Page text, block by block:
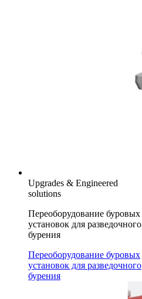
Upgrades & Engineered
solutions
Переоборудование буровых
установок для разведочного
бурения
Переоборудование буровых
установок для разведочного
бурения